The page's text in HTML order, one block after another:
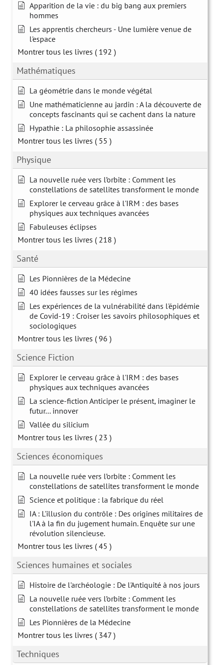
Apparition de la vie : du big bang aux premiers
hommes
Les apprentis chercheurs - Une lumière venue de
l'espace
Montrer tous les livres ( 192 )
Mathématiques
La géométrie dans le monde végétal
Une mathématicienne au jardin : A la découverte de
concepts fascinants qui se cachent dans la nature
Hypathie : La philosophie assassinée
Montrer tous les livres ( 55 )
Physique
La nouvelle ruée vers l’orbite : Comment les
constellations de satellites transforment le monde
Explorer le cerveau grâce à l'IRM : des bases
physiques aux techniques avancées
Fabuleuses éclipses
Montrer tous les livres ( 218 )
Santé
Les Pionnières de la Médecine
40 idées fausses sur les régimes
Les expériences de la vulnérabilité dans l'épidémie
de Covid-19 : Croiser les savoirs philosophiques et
sociologiques
Montrer tous les livres ( 96 )
Science Fiction
Explorer le cerveau grâce à l'IRM : des bases
physiques aux techniques avancées
La science-fiction Anticiper le présent, imaginer le
futur… innover
Vallée du silicium
Montrer tous les livres ( 23 )
Sciences économiques
La nouvelle ruée vers l’orbite : Comment les
constellations de satellites transforment le monde
Science et politique : la fabrique du réel
IA : L'illusion du contrôle : Des origines militaires de
l'IA à la fin du jugement humain. Enquête sur une
révolution silencieuse.
Montrer tous les livres ( 45 )
Sciences humaines et sociales
Histoire de l'archéologie : De l'Antiquité à nos jours
La nouvelle ruée vers l’orbite : Comment les
constellations de satellites transforment le monde
Les Pionnières de la Médecine
Montrer tous les livres ( 347 )
Techniques